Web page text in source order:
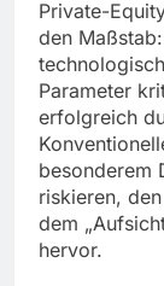
Private-
den
Parameter
erfolgreich
besonderem
riskieren,
dem
hervor.